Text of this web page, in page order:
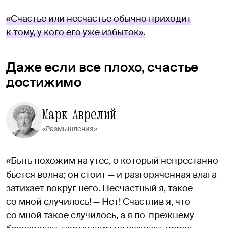
«Счастье или несчастье обычно приходит
к тому, у кого его уже избыток».
Даже если все плохо, счастье
достижимо
Марк Аврелий
«Размышления»
«Быть похожим на утес, о который непрестанно
бьется волна; он стоит — и разгоряченная влага
затихает вокруг него. Несчастный я, такое
со мной случилось! — Нет! Счастлив я, что
со мной такое случилось, а я по-прежнему